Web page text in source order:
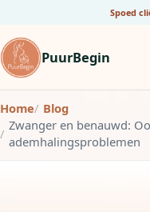
Spoed
PuurBegin
Home
Blog
Zwanger en benauwd:
ademhalingsproblemen